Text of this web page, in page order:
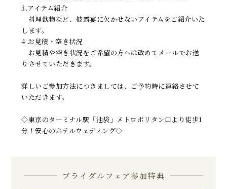
3.アイテム紹介
料理飲物など、披露宴に欠かせないアイテムをご紹介いた
します。
4.お見積・空き状況
お見積や空き状況をご希望の方へは改めてメールでお送
りさせていただきます。
詳しいご参加方法につきましては、ご予約時に連絡させて
いただきます。
◇東京のターミナル駅「池袋」メトロポリタン口より徒歩1
分！安心のホテルウェディング◇
ブライダルフェア参加特典